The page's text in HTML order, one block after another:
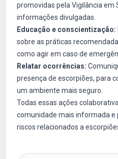
promovidas pela Vigilância em
informações divulgadas.
Educação e conscientização:
sobre as práticas
como agir em caso de
Relatar ocorrências:
presença de escorpiões, para
um ambiente mais seguro.
Todas essas ações
comunidade mais informada
riscos relacionados a